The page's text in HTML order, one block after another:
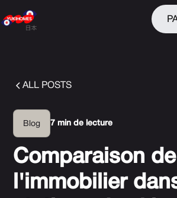
ALL POSTS
Blog 7 min de lecture
Comparaison de
l'immobilier